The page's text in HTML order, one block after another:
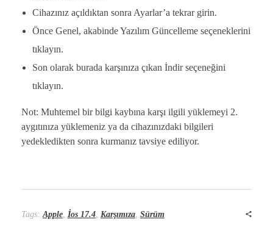
Cihazınız açıldıktan sonra Ayarlar’a tekrar girin.
Önce Genel, akabinde Yazılım Güncelleme seçeneklerini
tıklayın.
Son olarak burada karşınıza çıkan İndir seçeneğini
tıklayın.
Not: Muhtemel bir bilgi kaybına karşı ilgili yüklemeyi 2.
aygıtınıza yüklemeniz ya da cihazınızdaki bilgileri
yedekledikten sonra kurmanız tavsiye ediliyor.
Tags: Apple İos 17.4 Karşımıza Sürüm